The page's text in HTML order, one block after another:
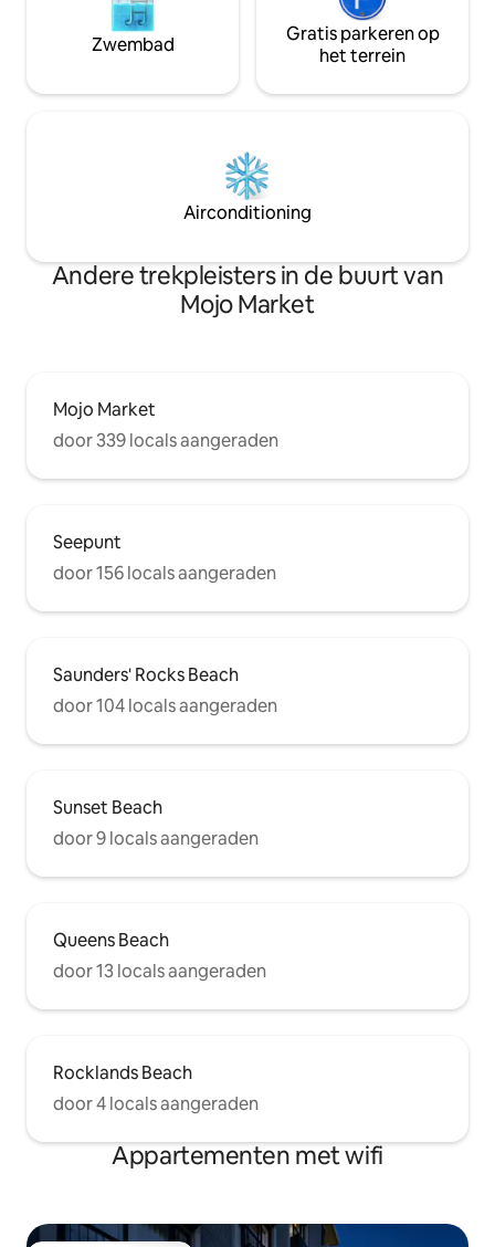
parkeergelegenheid op straat, maar we
zijn 100 meter van de MyCiti bushalte en
we hebben ontdekt dat de meeste
Als je liever een gepersonaliseerde gids
dat er voor je verblijf extra tuinmeubilair
aan het dek wordt toegevoegd. Er is
airconditioning op alle kamers
Zwembad
Gratis parkeren op
het terrein
Airconditioning
Andere trekpleisters in de buurt van
Mojo Market
Mojo Market
door 339 locals aangeraden
Seepunt
door 156 locals aangeraden
Saunders' Rocks Beach
door 104 locals aangeraden
Sunset Beach
door 9 locals aangeraden
Queens Beach
door 13 locals aangeraden
Rocklands Beach
door 4 locals aangeraden
Appartementen met wifi